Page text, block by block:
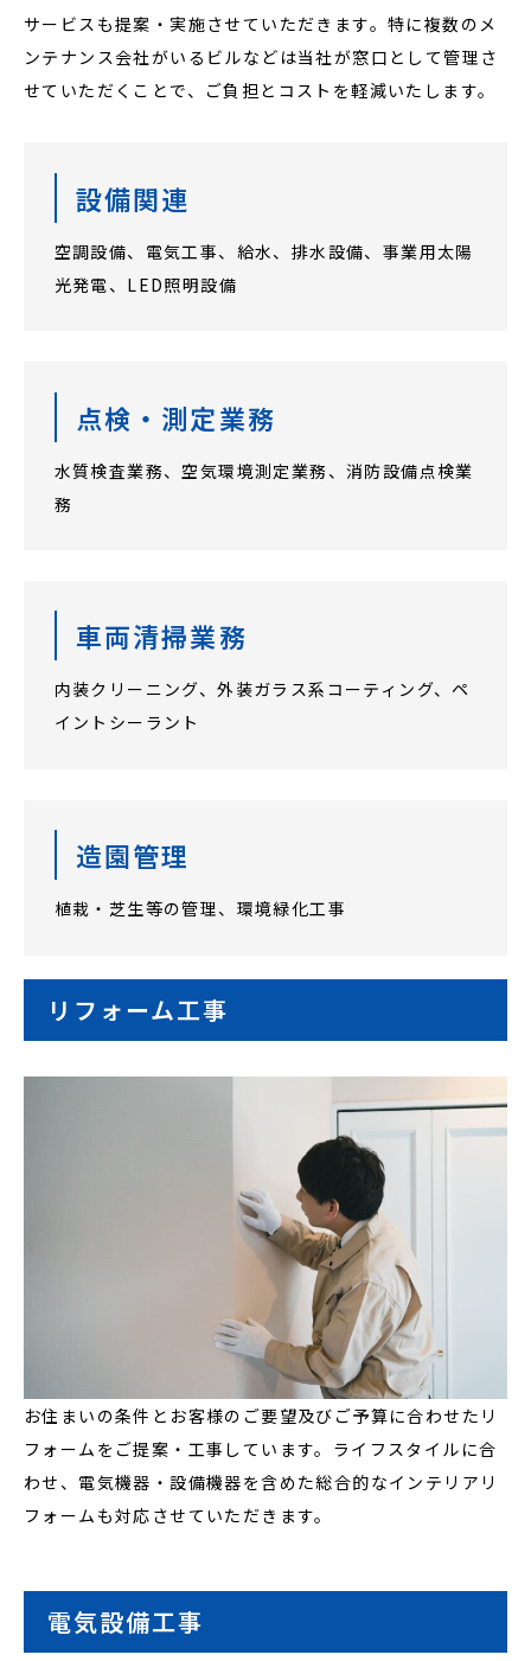
サービスも提案・実施させていただきます。特に複数のメ
ンテナンス会社がいるビルなどは当社が窓口として管理さ
せていただくことで、ご負担とコストを軽減いたします。
設備関連
空調設備、電気工事、給水、排水設備、事業用太陽
光発電、LED照明設備
点検・測定業務
水質検査業務、空気環境測定業務、消防設備点検業
務
車両清掃業務
内装クリーニング、外装ガラス系コーティング、ペ
イントシーラント
造園管理
植栽・芝生等の管理、環境緑化工事
リフォーム工事
お住まいの条件とお客様のご要望及びご予算に合わせたリ
フォームをご提案・工事しています。ライフスタイルに合
わせ、電気機器・設備機器を含めた総合的なインテリアリ
フォームも対応させていただきます。
電気設備工事